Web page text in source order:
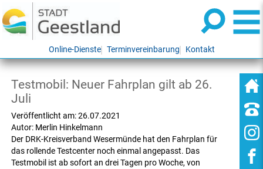
Online-Dienste Terminvereinbarung Kontakt
Testmobil: Neuer Fahrplan gilt ab 26.
Juli
Veröffentlicht am:26.07.2021
Autor: Merlin Hinkelmann
Der DRK-Kreisverband Wesermünde hat den Fahrplan für
das rollende Testcenter noch einmal angepasst. Das
Testmobil ist ab sofort an drei Tagen pro Woche, von